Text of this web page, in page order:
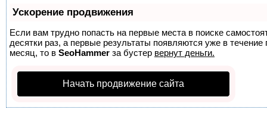
Ускорение продвижения
Если вам трудно попасть на первые места в поиске
десятки раз, а первые результаты появляются уже в
месяц, то в SeoHammer за бустер вернут деньги.
Начать продвижение сайта